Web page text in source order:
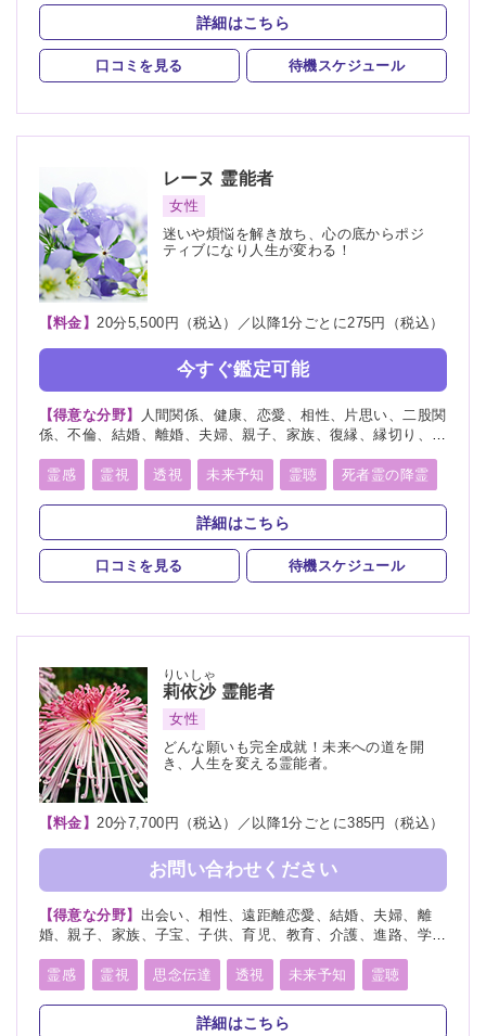
スピリチュアルカウンセリング
詳細はこちら
口コミを見る 待機スケジュール
レーヌ 霊能者
女性
迷いや煩悩を解き放ち、心の底からポジ
ティブになり人生が変わる！
【料金】20分5,500円（税込）／以降1分ごとに275円（税込）
今すぐ鑑定可能
【得意な分野】
人間関係、健康、恋愛、相性、片思い、二股関
係、不倫、結婚、離婚、夫婦、親子、家族、復縁、縁切り、人
霊感
霊視 透視 未来予知 霊聴 死者霊の降霊
縁切り 浄霊 祈願 祈祷
詳細はこちら
口コミを見る 待機スケジュール
莉依沙
りいしゃ
霊能者
女性
どんな願いも完全成就！未来への道を開
き、人生を変える霊能者。
【料金】20分7,700円（税込）／以降1分ごとに385円（税込）
お問い合わせください
【得意な分野】 出会い、相性、遠距離恋愛、結婚、夫婦、離
婚、親子、家族、子宝、子供、育児、教育、介護、進路、学
談、健康、金運、引越し、開運、故人、生霊、相手の気持ち、
未来、将来、運勢、心霊相談、心霊写真、命名、改名、ペッ
ト、霊障
霊感 霊視 思念伝達 透視 未来予知 霊聴
霊査 霊符 霊眼 前世 後世 来世 神通力
詳細はこちら